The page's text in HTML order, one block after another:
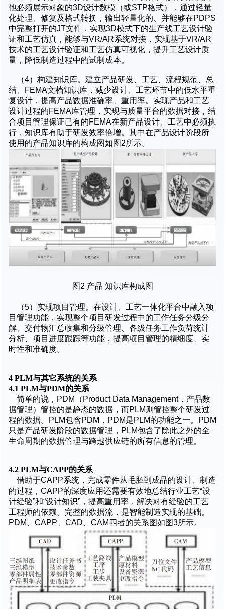
他必须展示对象的3D设计数模（或STP格式），通过轻量
化处理、修复及格式转换，输出轻量化的、并能够在PDPS
中完整打开的JT文件，实现3D模式下的生产线工艺设计验
证和工艺仿真，能够与VR/AR系统对接，实现基于VR/AR
技术的工艺设计验证和工艺仿真可视化，提升工艺设计质
量，降低制造过程中的试制成本。
（4）构建知识库。建立产品研发、工艺、流程规范、总
结、FEMA文档知识库，减少设计、工艺环节中的低水平重
复设计，提高产品数据准确率、重用率。实现产品和工艺
设计过程的FEMA库管理，实现与质量平台的数据对接，结
合项目管理保证已有的FEMA在新产品设计、工艺中必须执
行，知识库有助于研发效率倍增。其中在产品设计阶段所
使用的产品知识库的构成图如图2所示。
图2 产品 知识库构成图
（5）实现项目管理。在设计、工艺一体化平台中融入项
目管理功能，实现整个项目研发过程中的工作任务分级分
解、交付物汇总收集和分级管理、各级任务工作负荷统计
分析、项目进度跟踪等功能，提高项目管理的精细度、实
时性和准确度。
4 PLM与其它系统的关系
4.1 PLM与PDM的关系
简单的说，PDM（Product Data Management，产品数
据管理）管控的是静态的数据，而PLM则管控整个研发过
程的数据。PLM包含PDM，PDM是PLM的功能之一。PDM
只是产品研发阶段的数据管理，PLM包含了除此之外的全
生命周期的数据管理与跨越供应链的所有信息的管理。
4.2 PLM与CAPP的关系
借助于CAPP系统，完成零件从毛胚到成品的设计、制造
的过程，CAPP的深度应用还需要有效地总结行业工艺“设
计经验”和“设计知识”，提高重用率，解决对有经验的工艺
工程师的依赖。完整的数据流，是智能制造实现的基础。
PDM、CAPP、CAD、CAM四者的关系图如图3所示。